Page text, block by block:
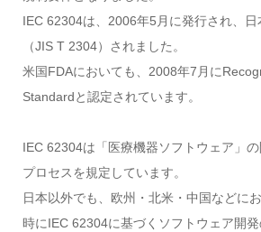
IEC 62304は、2006年5月に発行され、
（JIS T 2304）されました。
米国FDAにおいても、2008年7月に
Standardと認定されています。
IEC 62304は「医療機器ソフトウェア」
プロセスを規定しています。
日本以外でも、欧州・北米・中国などに
時にIEC 62304に基づくソフトウェア開